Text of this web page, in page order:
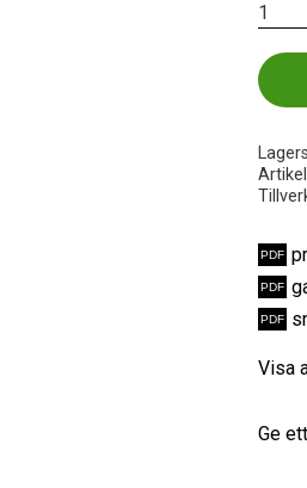
Visa
Ge